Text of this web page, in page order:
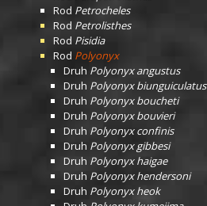
Rod Petrocheles
Rod Petrolisthes
Rod Pisidia
Rod Polyonyx
Druh Polyonyx angustus
Druh Polyonyx biunguiculatus
Druh Polyonyx boucheti
Druh Polyonyx bouvieri
Druh Polyonyx confinis
Druh Polyonyx gibbesi
Druh Polyonyx haigae
Druh Polyonyx hendersoni
Druh Polyonyx heok